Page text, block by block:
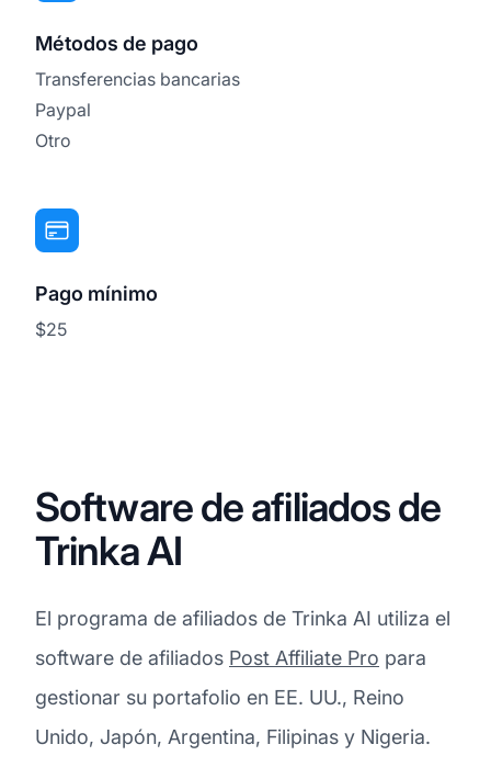
Métodos de pago
Transferencias bancarias
Paypal
Otro
Pago mínimo
$25
Software de afiliados de
Trinka AI
El programa de afiliados de Trinka AI utiliza el
software de afiliados Post Affiliate Pro para
gestionar su portafolio en EE. UU., Reino
Unido, Japón, Argentina, Filipinas y Nigeria.